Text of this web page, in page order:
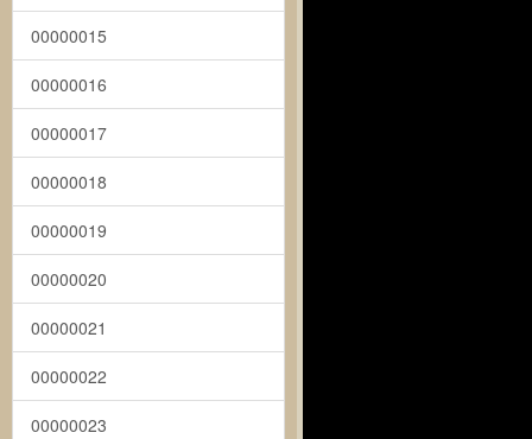
00000015
00000016
00000017
00000018
00000019
00000020
00000021
00000022
00000023